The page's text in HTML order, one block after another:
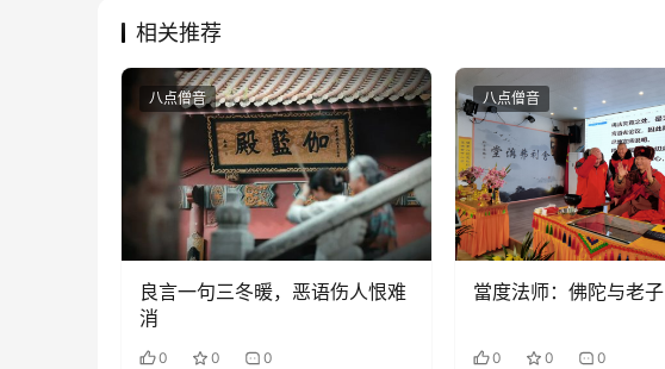
相关推荐
八点僧音
良言一句三冬暖，恶语伤人恨难
消
0 0 0
八点僧音
當度法师：佛陀与老子
0 0 0